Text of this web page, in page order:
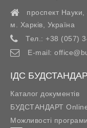
проспект
м. Харків
Україна
Тел.: +38 (057)
E-mail:
ІДС
Каталог документів
БУДСТАНДАРТ
Можливості програми